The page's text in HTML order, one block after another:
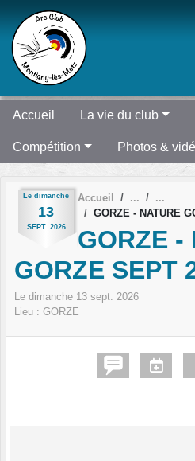
Accueil La vie du club
Compétition Photos &
Le dimanche
13
SEPT. 2026
Accueil
GORZE - NATURE
GORZE -
GORZE SEPT
Le dimanche 13 sept. 2026
Lieu : GORZE
Panneau de gestion des cookies